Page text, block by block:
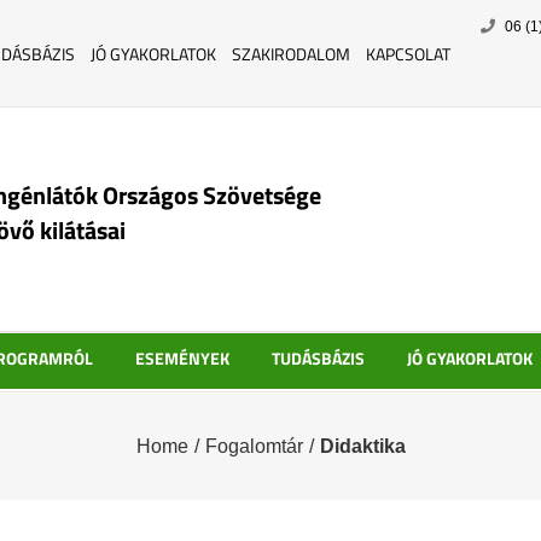
to
JÓ GYAKORLATOK SZAKIRODALOM KAPCSOLAT
06
Országos Szövetsége
kilátásai
ESEMÉNYEK TUDÁSBÁZIS JÓ GYAKORLATOK
Home / Fogalomtár / Didaktika